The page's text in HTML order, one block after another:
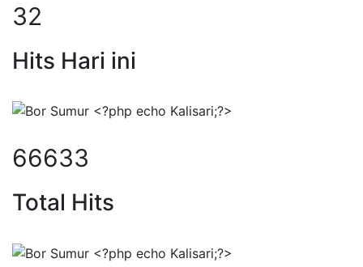
40
Hits Hari ini
85671
Total Hits